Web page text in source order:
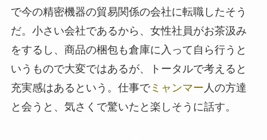
で今の精密機器の貿易関係の会社に転職したそう
だ。小さい会社であるから、女性社員がお茶汲み
をするし、商品の梱包も倉庫に入って自ら行うと
いうもので大変ではあるが、トータルで考えると
充実感はあるという。仕事でミャンマー 人の方達
と会うと、気さくで驚いたと楽しそうに話す。